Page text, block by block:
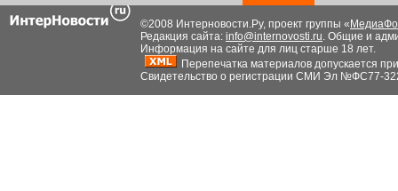
©2008 Интерновости.Ру, проект группы «
Редакция сайта: info@internovosti.ru. Общие и
Информация на сайте для лиц старше 18 лет.
Перепечатка материалов допускается
Свидетельство о регистрации СМИ Эл №ФС77-